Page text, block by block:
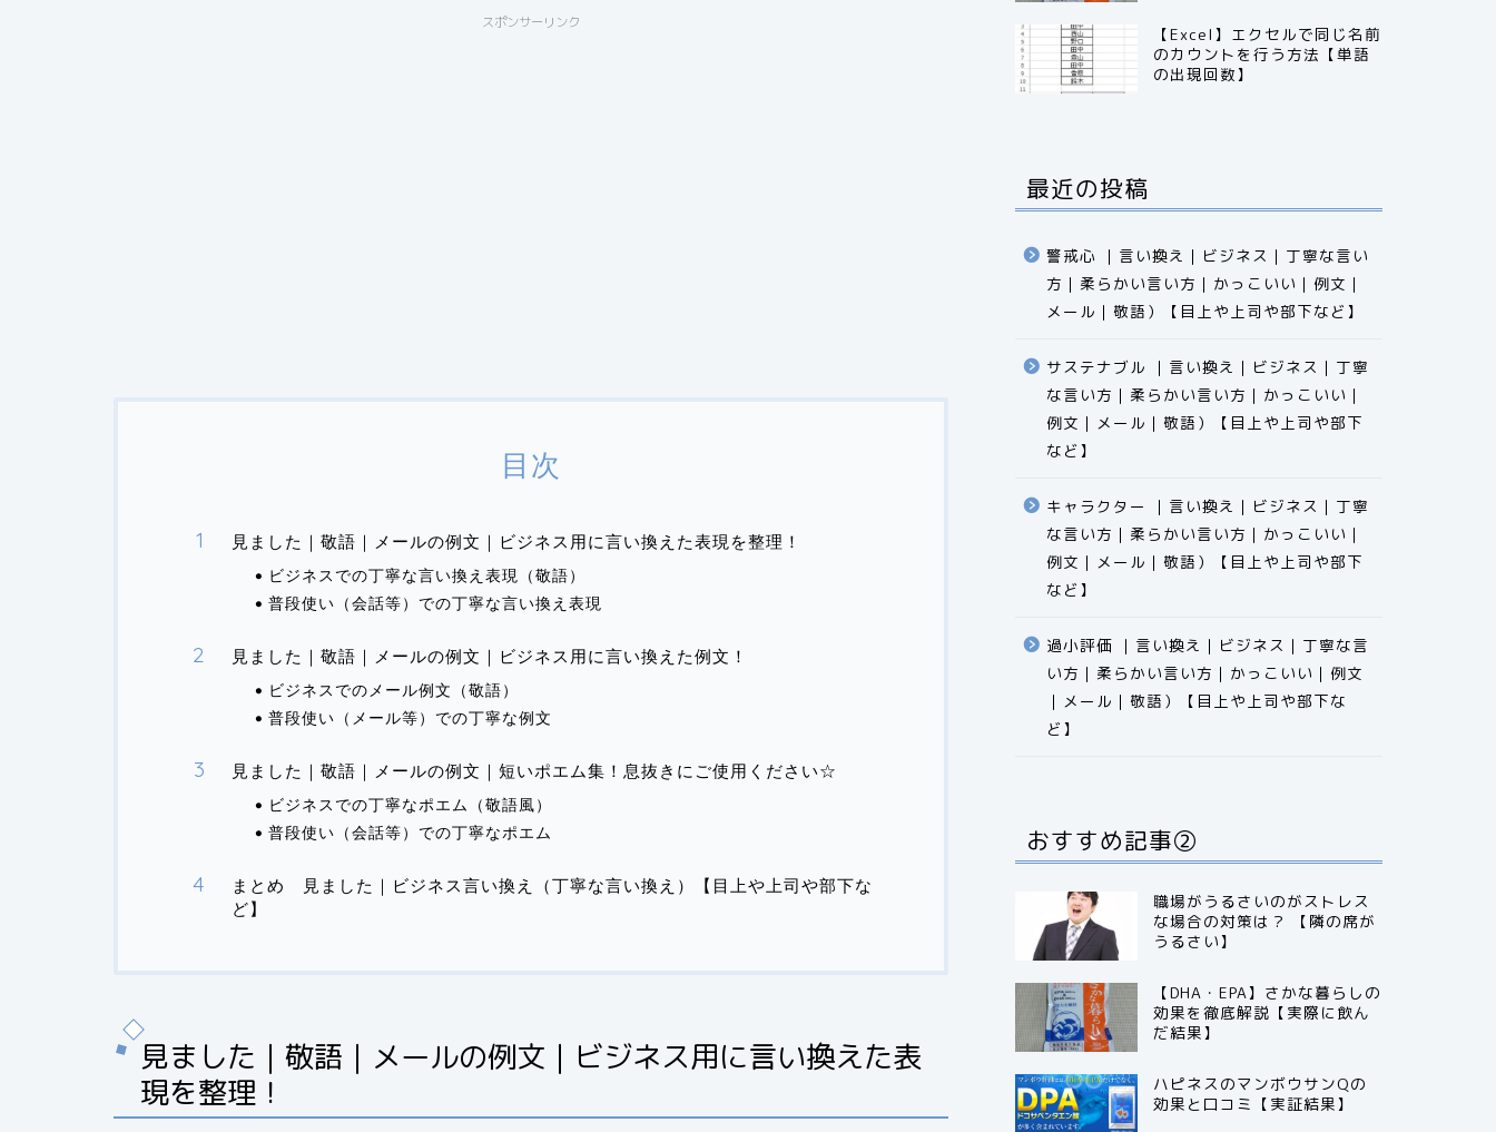
スポンサーリンク
目次
見ました｜敬語｜メールの例文｜ビジネス用に言い換えた表現を整理！
ビジネスでの丁寧な言い換え表現（敬語）
普段使い（会話等）での丁寧な言い換え表現
見ました｜敬語｜メールの例文｜ビジネス用に言い換えた例文！
ビジネスでのメール例文（敬語）
普段使い（メール等）での丁寧な例文
見ました｜敬語｜メールの例文｜短いポエム集！息抜きにご使用ください☆
ビジネスでの丁寧なポエム（敬語風）
普段使い（会話等）での丁寧なポエム
まとめ 見ました｜ビジネス言い換え（丁寧な言い換え）【目上や上司や部下な
ど】
見ました｜敬語｜メールの例文｜ビジネス用に言い換えた表
現を整理！
【Excel】エクセルで同じ名前
のカウントを行う方法【単語
の出現回数】
最近の投稿
警戒心 ｜言い換え｜ビジネス｜丁寧な言い
方｜柔らかい言い方｜かっこいい｜例文｜
メール｜敬語）【目上や上司や部下など】​​​​​​​​​​​​​​​​
サステナブル ｜言い換え｜ビジネス｜丁寧
な言い方｜柔らかい言い方｜かっこいい｜
例文｜メール｜敬語）【目上や上司や部下
など】​​​​​​​​​​​​​​​​
キャラクター ｜言い換え｜ビジネス｜丁寧
な言い方｜柔らかい言い方｜かっこいい｜
例文｜メール｜敬語）【目上や上司や部下
など】​​​​​​​​​​​​​​​​
過小評価 ｜言い換え｜ビジネス｜丁寧な言
い方｜柔らかい言い方｜かっこいい｜例文
｜メール｜敬語）【目上や上司や部下な
ど】​​​​​​​​​​​​​​​​
おすすめ記事②
職場がうるさいのがストレス
な場合の対策は？ 【隣の席が
うるさい】
【DHA・EPA】さかな暮らしの
効果を徹底解説【実際に飲ん
だ結果】
ハピネスのマンボウサンQの
効果と口コミ【実証結果】